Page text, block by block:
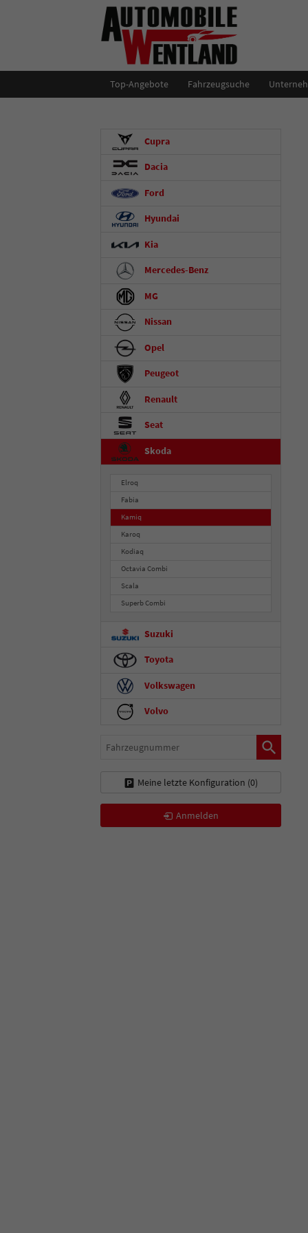
Top-Angebote Fahrzeugsuche
Cupra
Dacia
Ford
Hyundai
Kia
Mercedes-Benz
MG
Nissan
Opel
Peugeot
Renault
Seat
Skoda
Elroq
Fabia
Kamiq
Karoq
Kodiaq
Octavia Combi
Scala
Superb Combi
Suzuki
Toyota
Volkswagen
Volvo
Fahrzeugnummer
Meine letzte Konfiguration (0)
Anmelden